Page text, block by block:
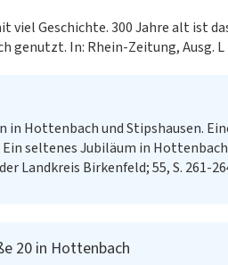
viel Geschichte. 300 Jahre alt ist
In: Rhein-Zeitung, Ausg. L
in Hottenbach und Stipshausen.
Ein seltenes Jubiläum in
Landkreis Birkenfeld; 55, S. 261-
20 in Hottenbach